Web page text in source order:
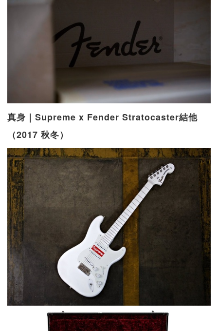
真身｜Supreme x Fender Stratocaster結他
（2017 秋冬）